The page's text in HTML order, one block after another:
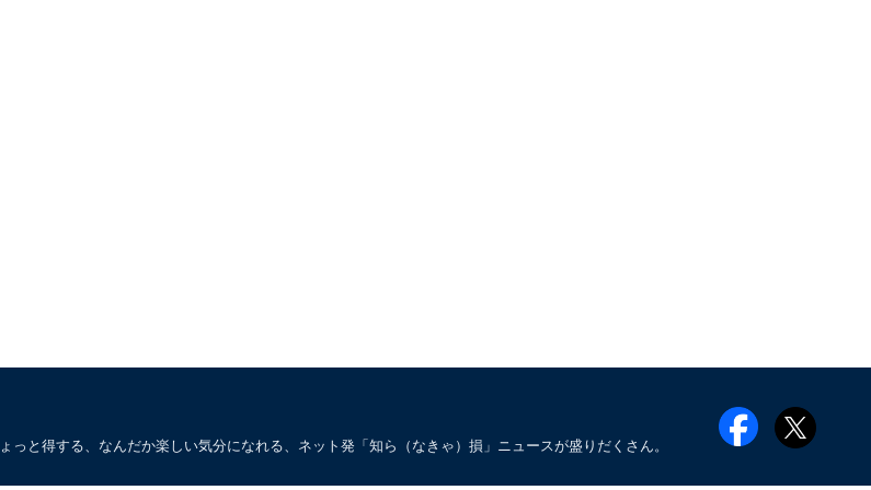
と得する、なんだか楽しい気分になれる、ネット発「知ら（なきゃ）損」ニュースが盛りだくさん。